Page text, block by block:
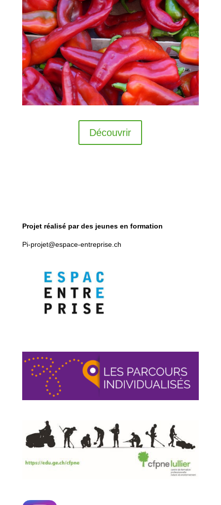
Découvrir
Projet réalisé par des jeunes en formation
Pi-projet@espace-entreprise.ch